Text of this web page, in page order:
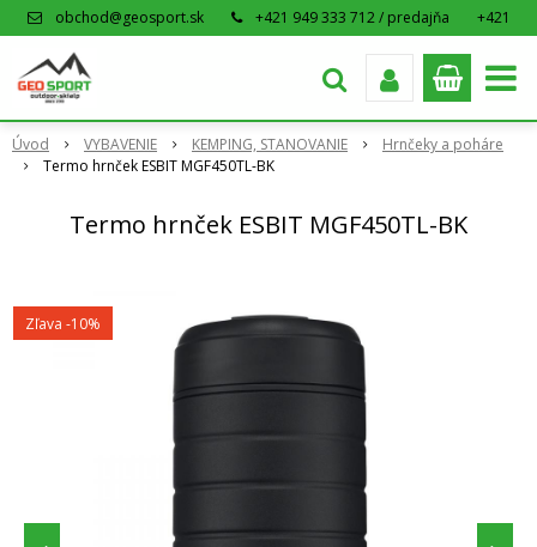
obchod@geosport.sk +421 949 333 712 / predajňa
+421
Úvod VYBAVENIE KEMPING, STANOVANIE
Hrnčeky a poháre
Termo hrnček ESBIT MGF450TL-BK
Termo hrnček ESBIT MGF450TL-BK
Zľava -10%